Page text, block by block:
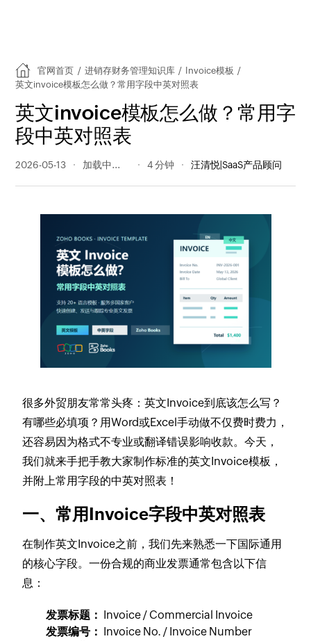
官网首页 / 进销存财务管理知识库 / Invoice模板 /
英文invoice模板怎么做？常用字段中英对照表
英文invoice模板怎么做？常用字
段中英对照表
2026-05-13 252 阅读量 4 分钟 汪清悦|SaaS产品顾问
很多外贸朋友常常头疼：英文Invoice到底该怎么写？
有哪些必填项？用Word或Excel手动做不仅费时费力，
还容易因为格式不专业或翻译错误影响收款。今天，
我们就来手把手教大家制作标准的英文Invoice模板，
并附上常用字段的中英对照表！
一、常用Invoice字段中英对照表
在制作英文Invoice之前，我们先来熟悉一下国际通用
的核心字段。一份合规的商业发票通常包含以下信
息：
发票标题： Invoice / Commercial Invoice
发票编号： Invoice No. / Invoice Number